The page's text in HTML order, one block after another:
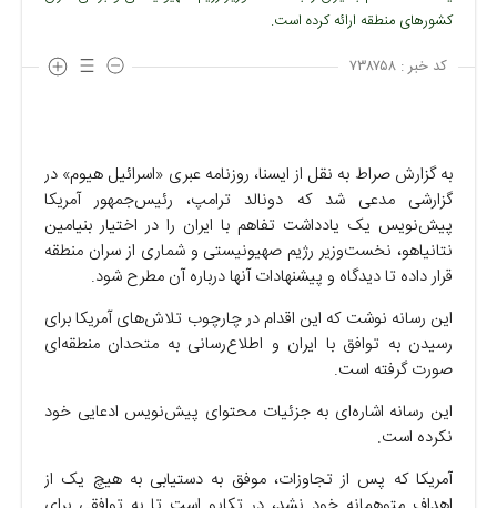
کشور‌های منطقه ارائه کرده است.
کد خبر : ۷۳۸۷۵۸
به گزارش صراط به نقل از ایسنا، روزنامه عبری «اسرائیل هیوم» در
گزارشی مدعی شد که دونالد ترامپ، رئیس‌جمهور آمریکا
پیش‌نویس یک یادداشت تفاهم با ایران را در اختیار بنیامین
نتانیاهو، نخست‌وزیر رژیم صهیونیستی و شماری از سران منطقه
قرار داده تا دیدگاه و پیشنهادات آنها درباره آن مطرح شود.
این رسانه نوشت که این اقدام در چارچوب تلاش‌های آمریکا برای
رسیدن به توافق با ایران و اطلاع‌رسانی به متحدان منطقه‌ای
صورت گرفته است.
این رسانه اشاره‌ای به جزئیات محتوای پیش‌نویس ادعایی خود
نکرده است.
آمریکا که پس از تجاوزات، موفق به دستیابی به هیچ یک از